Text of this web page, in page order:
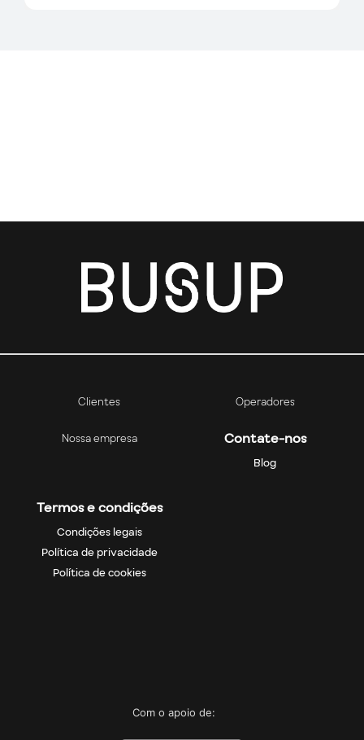
Clientes Operadores
Nossa empresa Contate-nos
Blog
Termos e condições
Condições legais
Política de privacidade
Política de cookies
Com o apoio de: